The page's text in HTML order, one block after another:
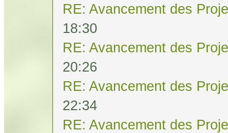
RE: Avancement des
18:30
RE: Avancement des
20:26
RE: Avancement des
22:34
RE: Avancement des